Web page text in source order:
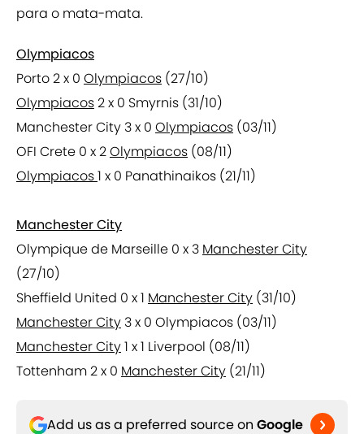
para o mata-mata.
Olympiacos
Porto 2 x 0 Olympiacos (27/10)
Olympiacos2 x 0 Smyrnis (31/10)
Manchester City 3 x 0 Olympiacos (03/11)
OFI Crete 0 x 2Olympiacos (08/11)
Olympiacos1 x 0 Panathinaikos (21/11)
Manchester City
Olympique de Marseille 0 x 3 Manchester City
(27/10)
Sheffield United 0 x 1 Manchester City (31/10)
Manchester City 3 x 0 Olympiacos (03/11)
Manchester City1 x 1 Liverpool (08/11)
Tottenham 2 x 0 Manchester City (21/11)
Add us as a preferred source on Google